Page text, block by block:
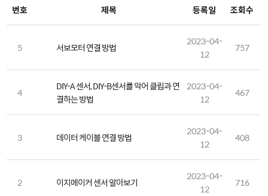
번호 제목 등록일 조회수
5 서보모터 연결 방법
2023-04-
12
757
4
DIY-A 센서, DIY-B센서를 악어 클립과 연
결하는 방법
2023-04-
12
467
3 데이터 케이블 연결 방법
2023-04-
12
408
2 이지메이커 센서 알아보기
2023-04-
12
716